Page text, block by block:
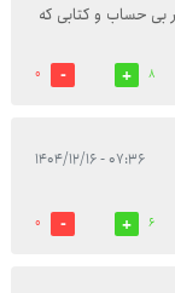
بی حساب و کتابی که
8
0
۰۷:۳۶ - ۱۴۰۴/۱۲/۱۶
6
0